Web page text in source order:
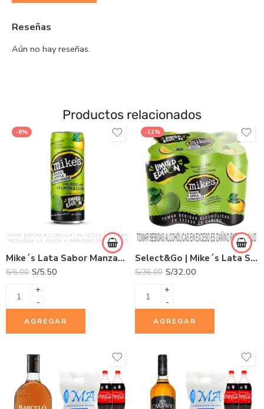
Reseñas
Aún no hay reseñas.
Productos relacionados
-8%
Mike´s Lata Sabor Manzana 355ml
S/6.00 S/5.50
+
-
AGREGAR
-11%
Select&Go | Mike´s Lata Sabor Manzana 355ml x 6und.
S/36.00 S/32.00
+
-
AGREGAR